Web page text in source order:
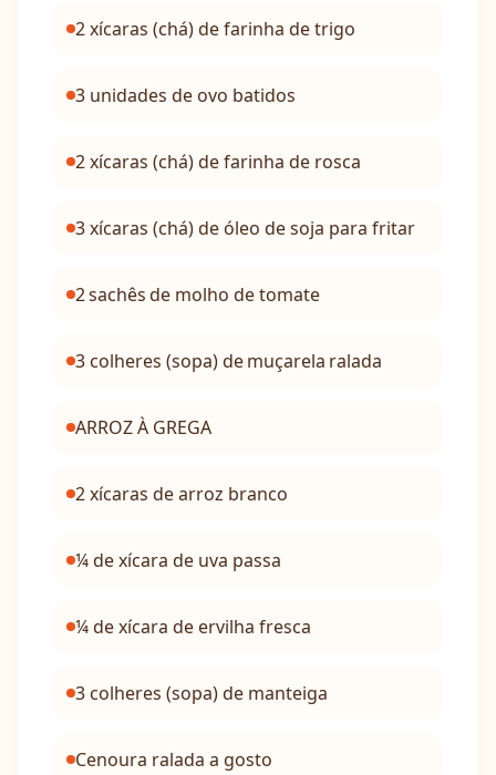
2 xícaras (chá) de farinha de trigo
3 unidades de ovo batidos
2 xícaras (chá) de farinha de rosca
3 xícaras (chá) de óleo de soja para fritar
2 sachês de molho de tomate
3 colheres (sopa) de muçarela ralada
ARROZ À GREGA
2 xícaras de arroz branco
¼ de xícara de uva passa
¼ de xícara de ervilha fresca
3 colheres (sopa) de manteiga
Cenoura ralada a gosto